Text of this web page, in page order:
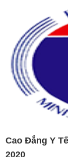
Cao Đẳng Y
2020